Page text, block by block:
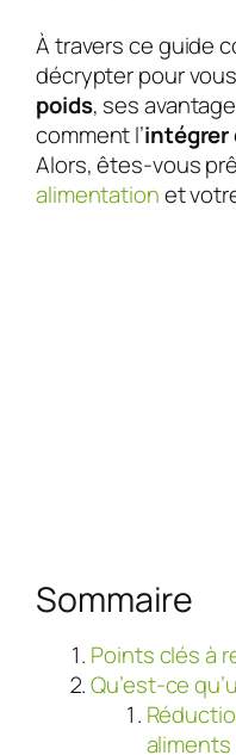
À travers ce guide
décrypter pour
poids, ses
comment l’intégrer
Alors, êtes-vous
alimentationet
Sommaire
Points clés à
Qu’est-ce
aliments